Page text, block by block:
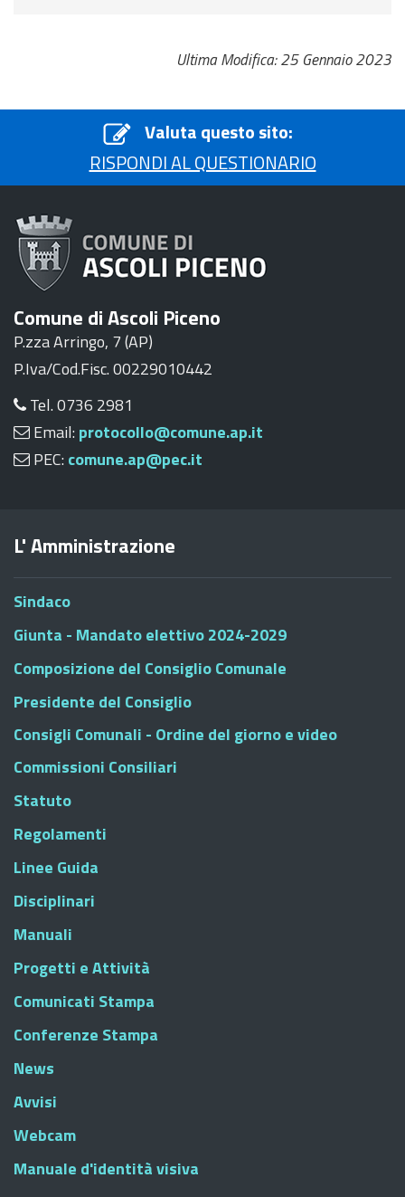
Ultima Modifica: 25 Gennaio 2023
Valuta questo sito:
RISPONDI AL QUESTIONARIO
Comune di Ascoli Piceno
P.zza Arringo, 7 (AP)
P.Iva/Cod.Fisc. 00229010442
Tel. 0736 2981
Email: protocollo@comune.ap.it
PEC: comune.ap@pec.it
L' Amministrazione
Sindaco
Giunta - Mandato elettivo 2024-2029
Composizione del Consiglio Comunale
Presidente del Consiglio
Consigli Comunali - Ordine del giorno e video
Commissioni Consiliari
Statuto
Regolamenti
Linee Guida
Disciplinari
Manuali
Progetti e Attività
Comunicati Stampa
Conferenze Stampa
News
Avvisi
Webcam
Manuale d'identità visiva